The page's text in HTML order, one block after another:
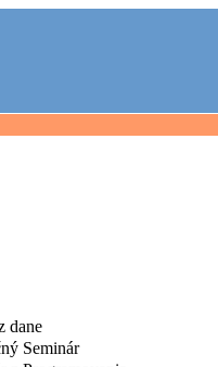
dane
Seminár